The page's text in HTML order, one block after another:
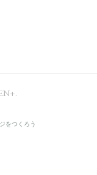
.
をつくろう